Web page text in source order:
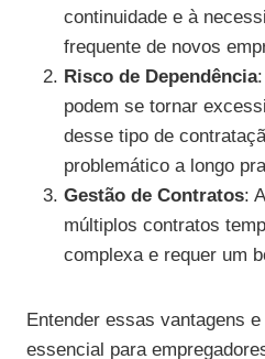
continuidade e à
frequente de novos
Risco de Dependência
podem se tornar
desse tipo de
problemático a longo
Gestão de Contratos:
múltiplos contratos
complexa e requer um
Entender essas vantagens
essencial para